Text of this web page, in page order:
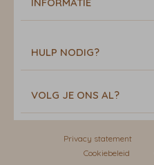
HULP NODIG?
VOLG JE ONS AL?
Privacy statement
Cookiebeleid